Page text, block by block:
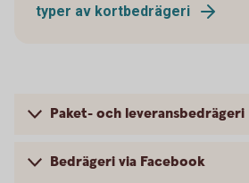
typer av kortbedrägeri
Paket- och leveransbedrägeri
Bedrägeri via Facebook